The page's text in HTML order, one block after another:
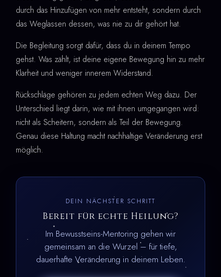
durch das Hinzufügen von mehr entsteht, sondern durch
das Weglassen dessen, was nie zu dir gehört hat.
Die Begleitung sorgt dafür, dass du in deinem Tempo
gehst. Was zählt, ist deine eigene Bewegung hin zu mehr
Klarheit und weniger innerem Widerstand.
Rückschläge gehören zu jedem echten Weg dazu. Der
Unterschied liegt darin, wie mit ihnen umgegangen wird:
nicht als Scheitern, sondern als Teil der Bewegung.
Genau diese Haltung macht nachhaltige Veränderung erst
möglich.
DEIN NÄCHSTER SCHRITT
Bereit für echte Heilung?
Im Bewusstseins-Mentoring gehen wir
gemeinsam an die Wurzel – für tiefe,
dauerhafte Veränderung in deinem Leben.